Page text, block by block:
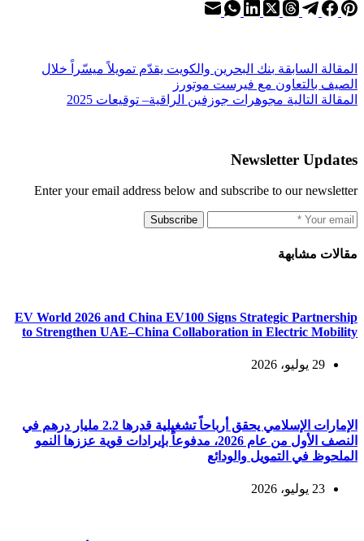
المقالة السابقة بنك البحرين والكويت يقدّم تمويلاً ميسّراً خلال
الصيف بالتعاون مع فيرست موتورز
المقالة التالية مجوهرات جوزفين الراقية– توقيعات 2025
Newsletter Updates
Enter your email address below and subscribe to our newsletter
Subscribe
مقالات مشابهة
EV World 2026 and China EV100 Signs Strategic Partnership
to Strengthen UAE–China Collaboration in Electric Mobility
29 يوليو، 2026
الإمارات الإسلامي يحقق أرباحاً تشغيلية قدرها 2.2 مليار درهم في
النصف الأول من عام 2026، مدفوعاً بإيرادات قوية عززها النمو
الملحوظ في التمويل والودائع
23 يوليو، 2026